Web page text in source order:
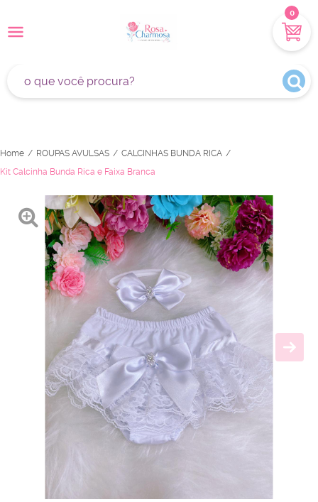
0
Home ROUPAS AVULSAS
CALCINHAS BUNDA RICA
Kit Calcinha Bunda Rica e Faixa Branca